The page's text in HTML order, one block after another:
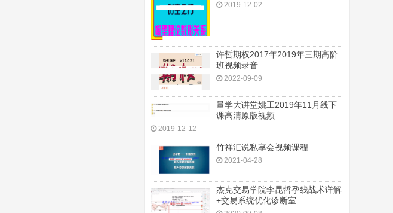
2019-12-02
许哲期权2017年2019年三期高阶
班视频录音
2022-09-09
量学大讲堂姚工2019年11月线下
课高清原版视频
2019-12-12
竹祥汇说私享会视频课程
2021-04-28
杰克交易学院李昆哲孕线战术详解
+交易系统优化诊断室